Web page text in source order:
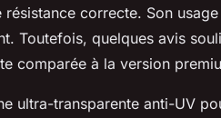
résistance correcte. Son
Toutefois, quelques avis
comparée à la version
ultra-transparente anti-UV